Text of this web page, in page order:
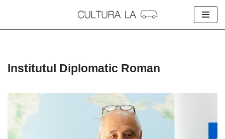
Institutul Diplomatic Roman